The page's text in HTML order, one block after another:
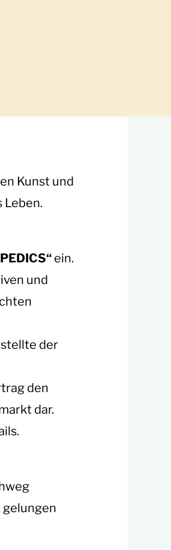
Kunst und
Leben.
ein.
und
der
den
dar.
gelungen